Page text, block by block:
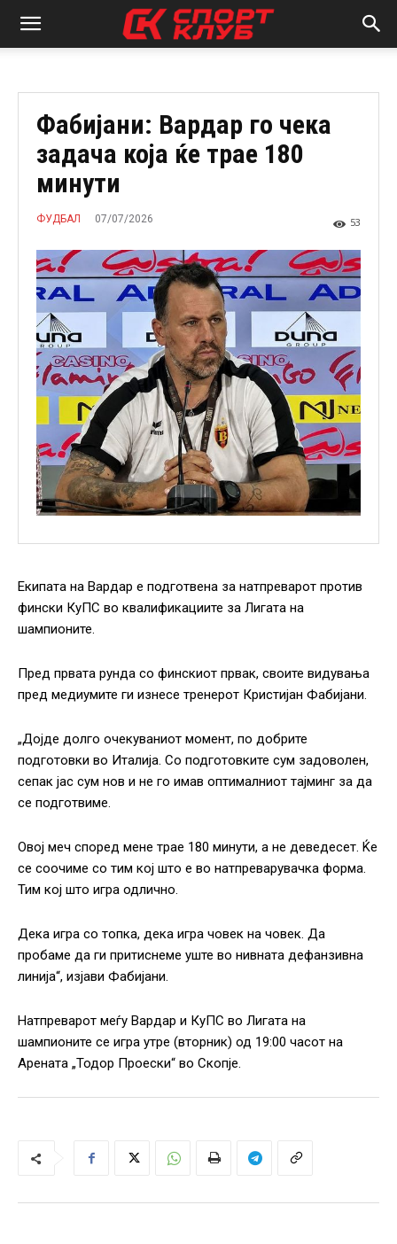
Фабијани: Вардар го чека
задача која ќе трае 180
минути
ФУДБАЛ 07/07/2026 53
Екипата на Вардар е подготвена за натпреварот против
фински КуПС во квалификациите за Лигата на
шампионите.
Пред првата рунда со финскиот првак, своите видувања
пред медиумите ги изнесе тренерот Кристијан Фабијани.
„Дојде долго очекуваниот момент, по добрите
подготовки во Италија. Со подготовките сум задоволен,
сепак јас сум нов и не го имав оптималниот тајминг за да
се подготвиме.
Овој меч според мене трае 180 минути, а не деведесет. Ќе
се соочиме со тим кој што е во натпреварувачка форма.
Тим кој што игра одлично.
Дека игра со топка, дека игра човек на човек. Да
пробаме да ги притиснеме уште во нивната дефанзивна
линија“, изјави Фабијани.
Натпреварот меѓу Вардар и КуПС во Лигата на
шампионите се игра утре (вторник) од 19:00 часот на
Арената „Тодор Проески“ во Скопје.